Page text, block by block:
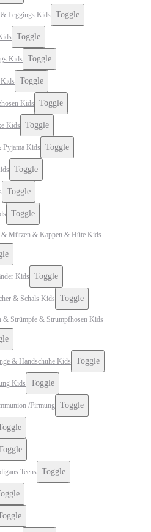
Leggings Kids Toggle
Toggle
Kids Toggle
Toggle
Kids Toggle
Kids Toggle
Pyjama Kids Toggle
Toggle
Toggle
Toggle
& Mützen & Kappen & Hüte Kids
Kids Toggle
& Schals Kids Toggle
& Strümpfe & Strumpfhosen Kids
& Handschuhe Kids Toggle
Kids Toggle
/Firmung Toggle
Teens Toggle